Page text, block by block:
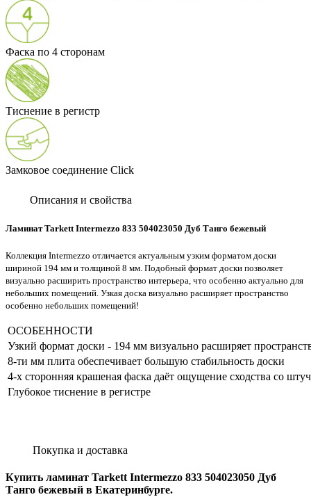
Фаска по 4 сторонам
Тиснение в регистр
Замковое соединение Click
Описания и свойства
Ламинат Tarkett Intermezzo 833 504023050 Дуб Танго бежевый
Коллекция Intermezzo отличается актуальным узким форматом доски
шириной 194 мм и толщиной 8 мм. Подобный формат доски позволяет
визуально расширить пространство интерьера, что особенно актуально для
небольших помещений. Узкая доска визуально расширяет пространство
особенно небольших помещений!
ОСОБЕННОСТИ
Узкий формат доски - 194 мм визуально расширяет
8-ти мм плита обеспечивает большую стабильность доски
4-х сторонняя крашеная фаска даёт ощущение сходства со
Глубокое тиснение в регистре
Покупка и доставка
Купить ламинат Tarkett Intermezzo 833 504023050 Дуб
Танго бежевый в Екатеринбурге.